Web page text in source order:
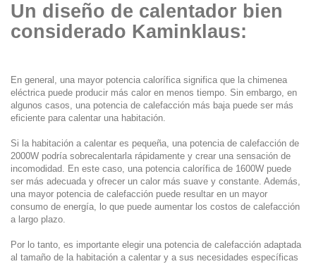
Un diseño de calentador bien
considerado Kaminklaus:
En general, una mayor potencia calorífica significa que la chimenea
eléctrica puede producir más calor en menos tiempo. Sin embargo, en
algunos casos, una potencia de calefacción más baja puede ser más
eficiente para calentar una habitación.
Si la habitación a calentar es pequeña, una potencia de calefacción de
2000W podría sobrecalentarla rápidamente y crear una sensación de
incomodidad. En este caso, una potencia calorífica de 1600W puede
ser más adecuada y ofrecer un calor más suave y constante. Además,
una mayor potencia de calefacción puede resultar en un mayor
consumo de energía, lo que puede aumentar los costos de calefacción
a largo plazo.
Por lo tanto, es importante elegir una potencia de calefacción adaptada
al tamaño de la habitación a calentar y a sus necesidades específicas